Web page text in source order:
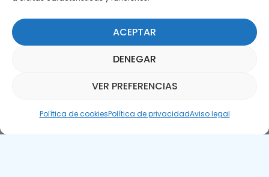
ACEPTAR
DENEGAR
VER PREFERENCIAS
Política de cookiesPolítica de privacidadAviso legal